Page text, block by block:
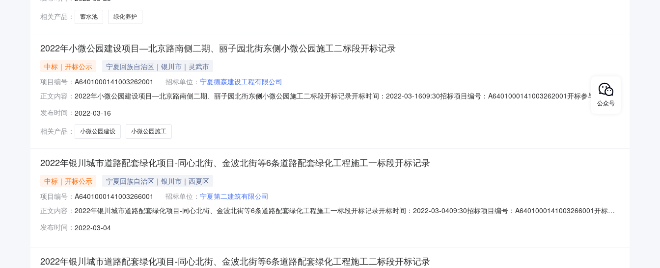
司采购单位地址
相关产品：
蓄水池 绿化养护
2022年小微公园建设项目—北京路南侧二期、丽子园北街东侧小微公园施工二标段开标记录
中标｜开标公示
宁夏回族自治区｜银川市｜灵武市
项目编号： A6401000141003262001 招标单位： 宁夏德森建设工程有限公司
正文内容： 2022年小微公园建设项目—北京路南侧二期、丽子园北街东侧小微公园施工二标段开标记录开标时间：2022-03-1609:30招标项目编号：A6401000141003262001开标参与人开标
地点银川市公共资源交易中心开标室2（以不见面为主）开标时间2022-03-1609:30开标记录内容投标人名称:宁夏德森建设工程有限公司;报价:2852142.1元/%/单价;工期:98日历天;
投标人名称:宁夏昱博市政建设工程有限公司;报价:2852155.28元/%/单价;工期:98日历天;投标人名称:银川依润园林绿化工程建
发布时间： 2022-03-16
相关产品：
小微公园建设 小微公园施工
2022年银川城市道路配套绿化项目-同心北街、金波北街等6条道路配套绿化工程施工一标段开标记录
中标｜开标公示
宁夏回族自治区｜银川市｜西夏区
项目编号： A6401000141003266001 招标单位： 宁夏第二建筑有限公司
正文内容： 2022年银川城市道路配套绿化项目-同心北街、金波北街等6条道路配套绿化工程施工一标段开标记录开标时间：2022-03-0409:30招标项目编号：A6401000141003266001开标参
宁夏太阳升园林绿化工程有限公司;报价:4553715.45元/%/单价;工期:77日历天;投标人名称:宁夏瑞立丰园林绿化有限公司;
发布时间： 2022-03-04
2022年银川城市道路配套绿化项目-同心北街、金波北街等6条道路配套绿化工程施工二标段开标记录
公众号